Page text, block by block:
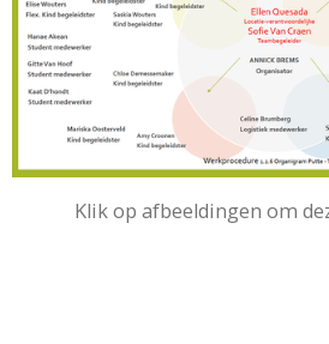
Klik op afbeeldingen om